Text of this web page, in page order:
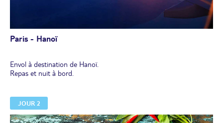
Paris - Hanoï
Envol à destination de Hanoï.
Repas et nuit à bord.
JOUR 2